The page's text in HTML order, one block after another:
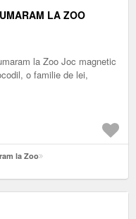
LA ZOO
la Zoo Joc magnetic
o familie de lei,
la Zoo